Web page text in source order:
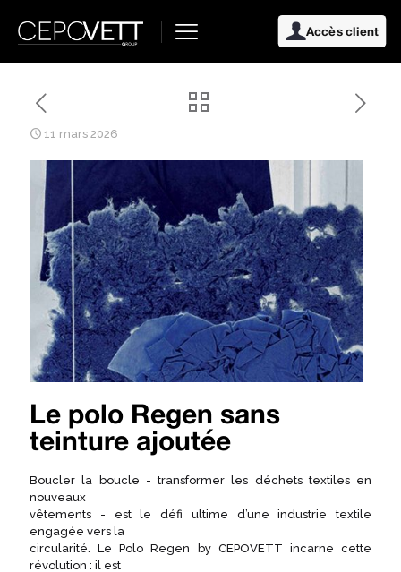
Accès client
11 mars 2026
Le polo Regen sans
teinture ajoutée
Boucler la boucle - transformer les déchets textiles en
nouveaux
vêtements - est le défi ultime d’une industrie textile
engagée vers la
circularité. Le Polo Regen by CEPOVETT incarne cette
révolution : il est